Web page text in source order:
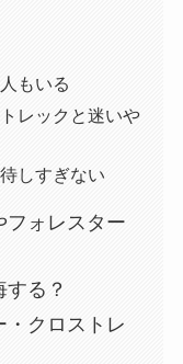
もいる
レックと迷いや
しすぎない
フォレスター
る？
・クロストレ